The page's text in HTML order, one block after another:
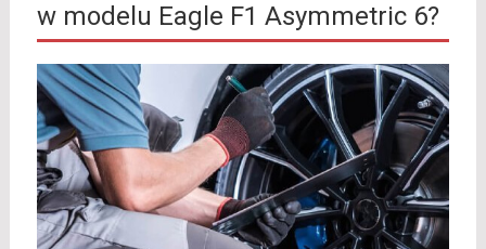
w modelu Eagle F1 Asymmetric 6?